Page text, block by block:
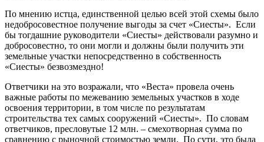
По мнению истца, единственной целью всей этой схемы было
недобросовестное получение выгоды за счет «Сиесты». Если
бы тогдашние руководители «Сиесты» действовали разумно и
добросовестно, то они могли и должны были получить эти
земельные участки непосредственно в собственность
«Сиесты» безвозмездно!
Ответчики на это возражали, что «Веста» провела очень
важные работы по межеванию земельных участков в ходе
освоения территории, в том числе по результатам
строительства тех самых сооружений «Сиесты». По словам
ответчиков, пресловутые 12 млн. – смехотворная сумма по
сравнению с рыночной стоимостью земли. По сути, это была